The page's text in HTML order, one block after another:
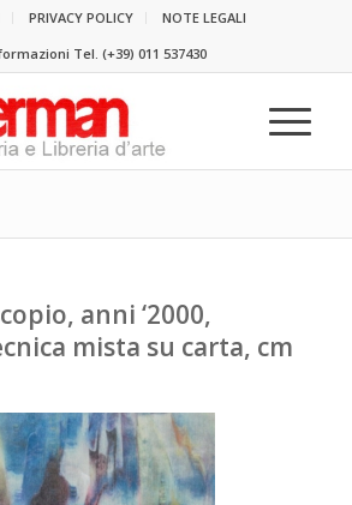
PRIVACY POLICY
NOTE LEGALI
Tel. (+39) 011 537430
anni ‘2000,
mista su carta, cm